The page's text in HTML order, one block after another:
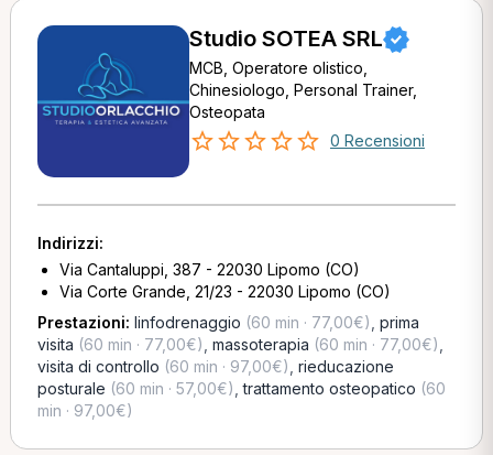
Studio SOTEA SRL
MCB, Operatore olistico,
Chinesiologo, Personal Trainer,
Osteopata
0 Recensioni
Indirizzi:
Via Cantaluppi, 387 - 22030 Lipomo (CO)
Via Corte Grande, 21/23 - 22030 Lipomo (CO)
Prestazioni: linfodrenaggio (60 min · 77,00€) prima
visita (60 min · 77,00€) massoterapia (60 min · 77,00€)
visita di controllo (60 min · 97,00€) rieducazione
posturale (60 min · 57,00€) ,trattamento osteopatico (60
min · 97,00€)